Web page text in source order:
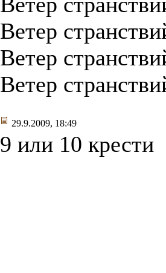
Ветер
Ветер
Ветер
29.9.2009, 18:49
9 или 10 крести